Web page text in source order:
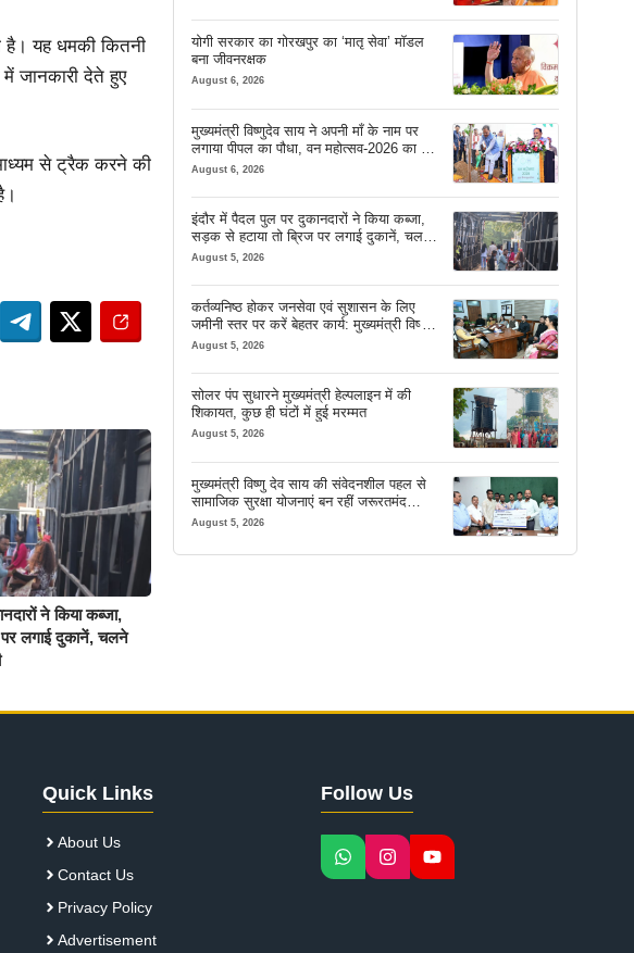
है। यह धमकी कितनी
जानकारी देते हुए
से ट्रैक करने की
ने किया कब्जा,
लगाई दुकानें, चलने
योगी सरकार का गोरखपुर का ‘मातृ सेवा’ मॉडल
बना जीवनरक्षक
August 6, 2026
मुख्यमंत्री विष्णुदेव साय ने अपनी माँ के नाम पर
लगाया पीपल का पौधा, वन महोत्सव-2026 का हुआ
शुभारंभ
August 6, 2026
इंदौर में पैदल पुल पर दुकानदारों ने किया कब्जा,
सड़क से हटाया तो ब्रिज पर लगाई दुकानें, चलने
की जगह भी नहीं मिल रही
August 5, 2026
कर्तव्यनिष्ठ होकर जनसेवा एवं सुशासन के लिए
जमीनी स्तर पर करें बेहतर कार्य: मुख्यमंत्री विष्णु
देव साय
August 5, 2026
सोलर पंप सुधारने मुख्यमंत्री हेल्पलाइन में की
शिकायत, कुछ ही घंटों में हुई मरम्मत
August 5, 2026
मुख्यमंत्री विष्णु देव साय की संवेदनशील पहल से
सामाजिक सुरक्षा योजनाएं बन रहीं जरूरतमंद
परिवारों का मजबूत सहारा
August 5, 2026
Quick Links
About Us
Contact Us
Privacy Policy
Advertisement
Follow Us